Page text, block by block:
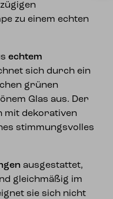
zu einem echten
echtem
sich durch ein
grünen
Glas aus. Der
mit dekorativen
stimmungsvolles
ausgestattet,
gleichmäßig im
sie sich nicht